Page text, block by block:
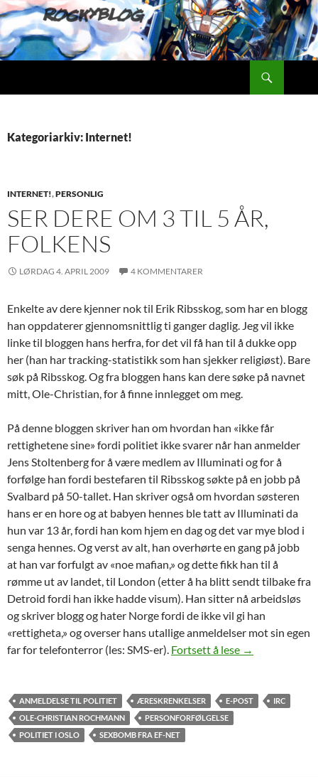
Hopp
til
innhold
Kategoriarkiv: Internet!
INTERNET!,PERSONLIG
SER DERE OM 3 TIL 5 ÅR,
FOLKENS
LØRDAG 4. APRIL 2009 4 KOMMENTARER
Enkelte av dere kjenner nok til Erik Ribsskog, som har en blogg
han oppdaterer gjennomsnittlig ti ganger daglig. Jeg vil ikke
linke til bloggen hans herfra, for det vil få han til å dukke opp
her (han har tracking-statistikk som han sjekker religiøst). Bare
søk på Ribsskog. Og fra bloggen hans kan dere søke på navnet
mitt, Ole-Christian, for å finne innlegget om meg.
På denne bloggen skriver han om hvordan han «ikke får
rettighetene sine» fordi politiet ikke svarer når han anmelder
Jens Stoltenberg for å være medlem av Illuminati og for å
forfølge han fordi bestefaren til Ribsskog søkte på en jobb på
Svalbard på 50-tallet. Han skriver også om hvordan søsteren
hans er en hore og at babyen hennes ble tatt av Illuminati da
hun var 13 år, fordi han kom hjem en dag og det var mye blod i
senga hennes. Og verst av alt, han overhørte en gang på jobb
at han var forfulgt av «noe mafian,» og dette fikk han til å
rømme ut av landet, til London (etter å ha blitt sendt tilbake fra
Detroid fordi han ikke hadde visum). Han sitter nå arbeidsløs
og skriver blogg og hater Norge fordi de ikke vil gi han
«rettigheta,» og overser hans utallige anmeldelser mot sin egen
far for telefonterror (les: SMS-er). Fortsett å lese Ser dere om 3
→
ANMELDELSE TIL POLITIET ÆRESKRENKELSER E-POST
IRC
OLE-CHRISTIAN ROCHMANN
PERSONFORFØLGELSE
POLITIET I OSLO
SEXBOMB FRA EF-NET